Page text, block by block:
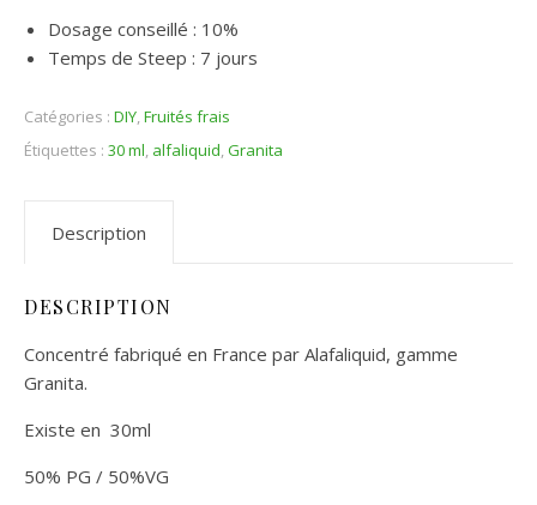
Dosage conseillé : 10%
Temps de Steep : 7 jours
Catégories : DIY,Fruités frais
Étiquettes : 30 ml, alfaliquid,Granita
Description
DESCRIPTION
Concentré fabriqué en France par Alafaliquid, gamme
Granita.
Existe en 30ml
50% PG / 50%VG